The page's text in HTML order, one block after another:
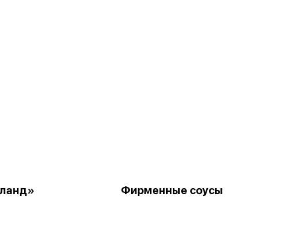
Фирменные соусы